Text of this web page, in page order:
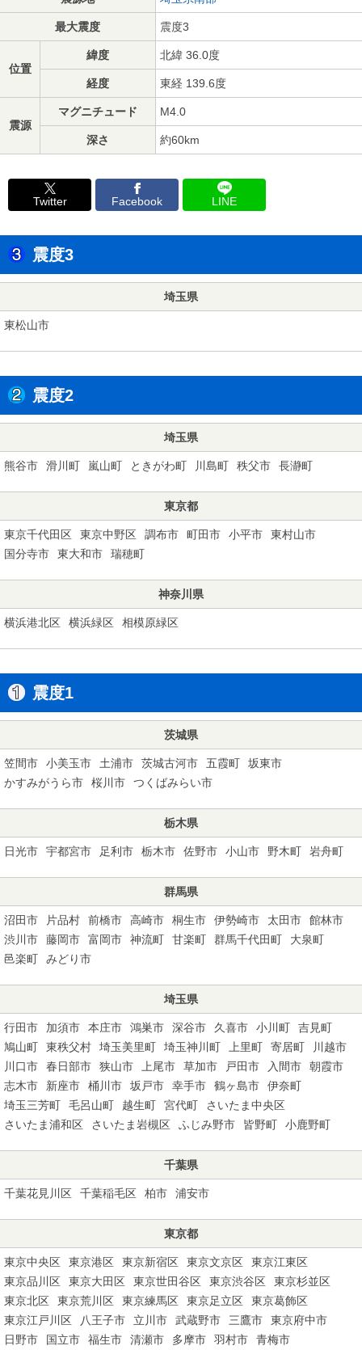
最大震度 震度3
位置
緯度 北緯 36.0度
経度 東経 139.6度
震源
マグニチュード M4.0
深さ 約60km
Twitter Facebook LINE
震度3
埼玉県
東松山市
震度2
埼玉県
熊谷市 滑川町 嵐山町 ときがわ町 川島町 秩父市 長瀞町
東京都
東京千代田区 東京中野区 調布市 町田市 小平市
東村山市
国分寺市
東大和市 瑞穂町
神奈川県
横浜港北区 横浜緑区 相模原緑区
震度1
茨城県
笠間市 小美玉市 土浦市 茨城古河市 五霞町
坂東市
かすみがうら市
桜川市 つくばみらい市
栃木県
日光市 宇都宮市 足利市 栃木市 佐野市 小山市 野木町 岩舟町
群馬県
沼田市 片品村 前橋市 高崎市 桐生市 伊勢崎市 太田市
館林市
渋川市
藤岡市 富岡市 神流町 甘楽町 群馬千代田町
大泉町
邑楽町
みどり市
埼玉県
行田市 加須市 本庄市 鴻巣市 深谷市 久喜市 小川町
吉見町
鳩山町
東秩父村 埼玉美里町 埼玉神川町 上里町 寄居町
川越市
川口市
春日部市 狭山市 上尾市 草加市 戸田市 入間市
朝霞市
志木市
新座市 桶川市 坂戸市 幸手市 鶴ヶ島市
伊奈町
埼玉三芳町
毛呂山町 越生町 宮代町
さいたま中央区
さいたま浦和区
さいたま岩槻区 ふじみ野市 皆野町 小鹿野町
千葉県
千葉花見川区 千葉稲毛区 柏市 浦安市
東京都
東京中央区 東京港区 東京新宿区 東京文京区
東京江東区
東京品川区
東京大田区 東京世田谷区 東京渋谷区
東京杉並区
東京北区
東京荒川区 東京練馬区 東京足立区
東京葛飾区
東京江戸川区
八王子市 立川市 武蔵野市 三鷹市
東京府中市
日野市
国立市 福生市 清瀬市 多摩市 羽村市 青梅市